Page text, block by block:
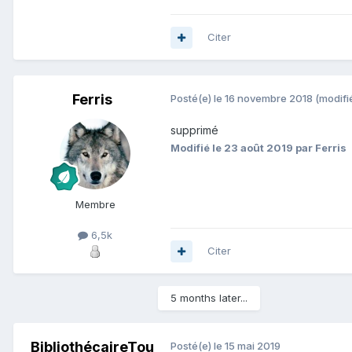
Citer
Ferris
Membre
6,5k
Posté(e) le 16 novembre 2018
supprimé
Modifié le 23 août 2019 par Ferris
Citer
5 months later...
BibliothécaireTou Posté(e) le 15 mai 2019